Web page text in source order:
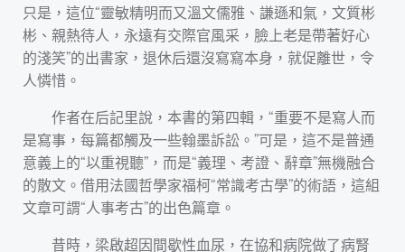
只是，這位“靈敏精明而又溫文儒雅、謙遜和氣，文質彬
彬、親熱待人，永遠有交際官風采，臉上老是帶著好心
的淺笑”的出書家，退休后還沒寫寫本身，就促離世，令
人憐惜。
作者在后記里說，本書的第四輯，“重要不是寫人而
是寫事，每篇都觸及一些翰墨訴訟。”可是，這不是普通
意義上的“以重視聽”，而是“義理、考證、辭章”無機融合
的散文。借用法國哲學家福柯“常識考古學”的術語，這組
文章可謂“人事考古”的出色篇章。
昔時，梁啟超因間歇性血尿，在協和病院做了病腎